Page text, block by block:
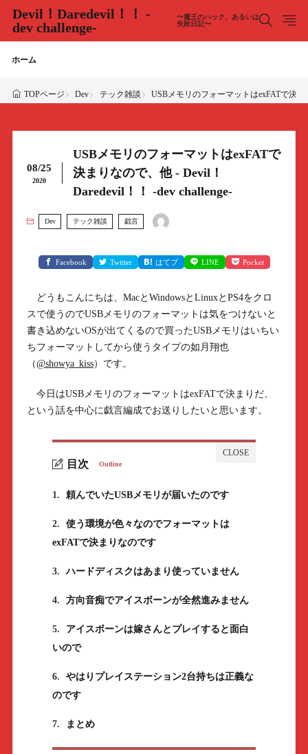
Devil！Daredevil！！ -
dev challenge-
〜魔王のハック、あるいは
失敗日記〜
ホーム
TOPページ Dev テック雑談 USBメモリのフォーマットはexFATで決ま
08/25
2020
USBメモリのフォーマットはexFATで
決まりなので、他 - Devil！
Daredevil！！ -dev challenge-
Dev テック雑談 戯言
Facebook Twitter はてブ LINE Pocket
どうもこんにちは、MacとWindowsとLinuxとPS4をクロ
スで使うのでUSBメモリのフォーマットは気をつけないと
書き込めないOSが出てくるので買ったUSBメモリはいちい
ちフォーマットしてから使うタイプの如月翔也
（@showya_kiss）です。
今日はUSBメモリのフォーマットはexFATで決まりだ、
という話を中心に戯言編成でお送りしたいと思います。
目次 Outline
1. 頼んでいたUSBメモリが届いたのです
2.
使う環境が色々なのでフォーマットは
exFATで決まりなのです
3. ハードディスクはあまり使っていません
4. 方向音痴でアイスボーンが全然進みません
5.
アイスボーンは嫁さんとプレイすると面白
いので
6.
やはりプレイステーション2台持ちは正義な
のです
7. まとめ